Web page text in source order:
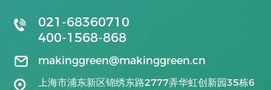
021-68360710
400-1568-868
makinggreen@makinggreen.cn
上海市浦东新区锦绣东路2777弄华虹创新园35栋6